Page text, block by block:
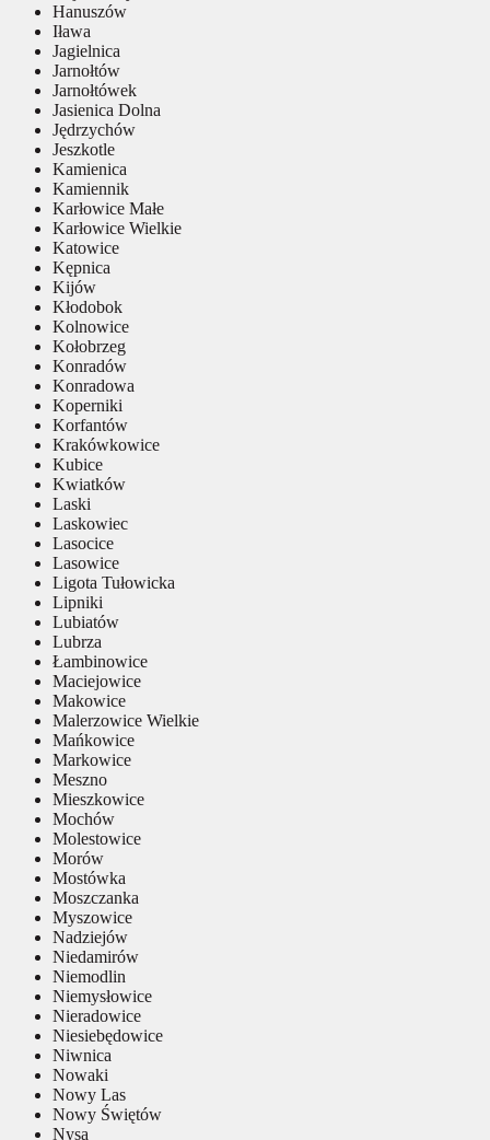
Hanuszów
Iława
Jagielnica
Jarnołtów
Jarnołtówek
Jasienica Dolna
Jędrzychów
Jeszkotle
Kamienica
Kamiennik
Karłowice Małe
Karłowice Wielkie
Katowice
Kępnica
Kijów
Kłodobok
Kolnowice
Kołobrzeg
Konradów
Konradowa
Koperniki
Korfantów
Krakówkowice
Kubice
Kwiatków
Laski
Laskowiec
Lasocice
Lasowice
Ligota Tułowicka
Lipniki
Lubiatów
Lubrza
Łambinowice
Maciejowice
Makowice
Malerzowice Wielkie
Mańkowice
Markowice
Meszno
Mieszkowice
Mochów
Molestowice
Morów
Mostówka
Moszczanka
Myszowice
Nadziejów
Niedamirów
Niemodlin
Niemysłowice
Nieradowice
Niesiebędowice
Niwnica
Nowaki
Nowy Las
Nowy Świętów
Nysa